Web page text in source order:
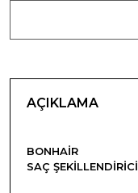
AÇIKLAMA
BONHAIR
SAÇ ŞEKILLENDIRICI